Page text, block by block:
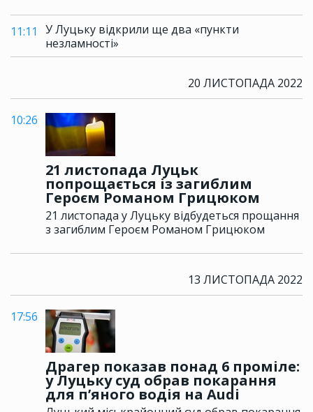
11:11
У Луцьку відкрили ще два «пункти
незламності»
20 ЛИСТОПАДА 2022
10:26
21 листопада Луцьк
попрощається із загиблим
Героєм Романом Грицюком
21 листопада у Луцьку відбудеться прощання
з загиблим Героєм Романом Грицюком
13 ЛИСТОПАДА 2022
17:56
Драгер показав понад 6 проміле:
у Луцьку суд обрав покарання
для п’яного водія на Audi